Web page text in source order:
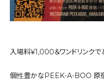
入場料¥1,000＆ワンドリンクで
個性豊かなPEEK-A-BOO 原宿